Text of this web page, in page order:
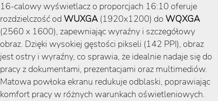
16-calowy wyświetlacz o proporcjach 16:10 oferuje
rozdzielczość od WUXGA (1920x1200) do WQXGA
(2560 x 1600), zapewniając wyraźny i szczegółowy
obraz. Dzięki wysokiej gęstości pikseli (142 PPI), obraz
jest ostry i wyraźny, co sprawia, że idealnie nadaje się do
pracy z dokumentami, prezentacjami oraz multimediów.
Matowa powłoka ekranu redukuje odblaski, poprawiając
komfort pracy w różnych warunkach oświetleniowych.